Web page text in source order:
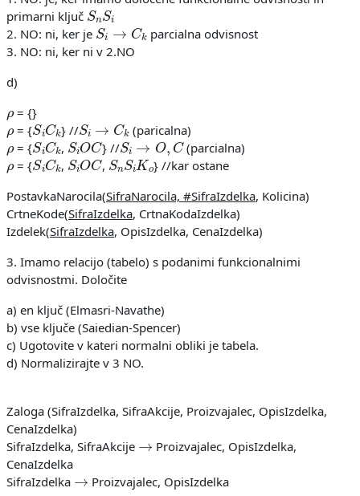
primarni ključ SnSi
2. NO: ni, ker je Si→ k parcialna odvisnost
3. NO: ni, ker ni v 2.NO
d)
= {}
ρ= {Si Ck } // Si k (paricalna)
ρ= {SiCk, SiOC} //Si→O,C (parcialna)
ρ= {SiCk, SiOC, SnSiKo } //kar ostane
PostavkaNarocila(SifraNarocila, #SifraIzdelka, Kolicina)
CrtneKode(SifraIzdelka, CrtnaKodaIzdelka)
Izdelek(SifraIzdelka, OpisIzdelka, CenaIzdelka)
3. Imamo relacijo (tabelo) s podanimi funkcionalnimi
odvisnostmi. Določite
a) en ključ (Elmasri-Navathe)
b) vse ključe (Saiedian-Spencer)
c) Ugotovite v kateri normalni obliki je tabela.
d) Normalizirajte v 3 NO.
Zaloga (SifraIzdelka, SifraAkcije, Proizvajalec, OpisIzdelka,
CenaIzdelka)
SifraIzdelka, SifraAkcije
Proizvajalec, OpisIzdelka,
CenaIzdelka
SifraIzdelka
Proizvajalec, OpisIzdelka